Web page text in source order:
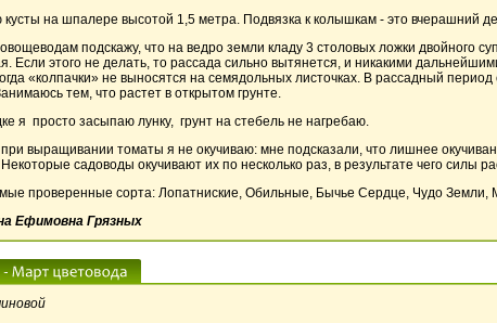
на шпалере высотой 1,5 метра. Подвязка к колышкам - это вчерашний
подскажу, что на ведро земли кладу 3 столовых ложки двойного
Если этого не делать, то рассада сильно вытянется, и никакими
«колпачки» не выносятся на семядольных листочках. В рассадный
тем, что растет в открытом грунте.
я просто засыпаю лунку, грунт на стебель не нагребаю.
выращивании томаты я не окучиваю: мне подсказали, что лишнее
садоводы окучивают их по несколько раз, в результате чего силы
проверенные сорта: Лопатниские, Обильные, Бычье Сердце, Чудо Земли,
Ефимовна Грязных